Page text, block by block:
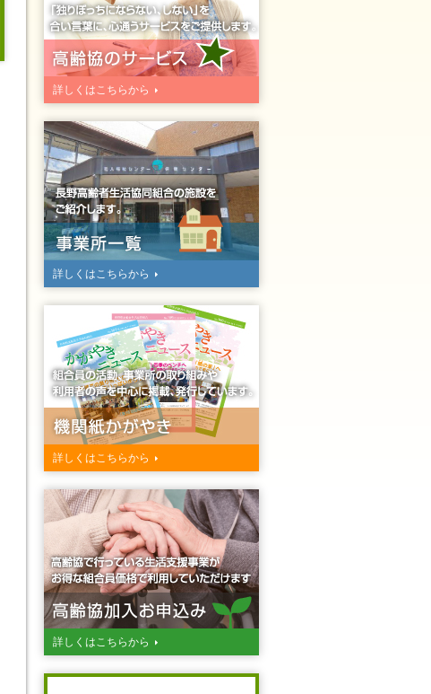
詳しくはこちらから
詳しくはこちらから
詳しくはこちらから
詳しくはこちらから